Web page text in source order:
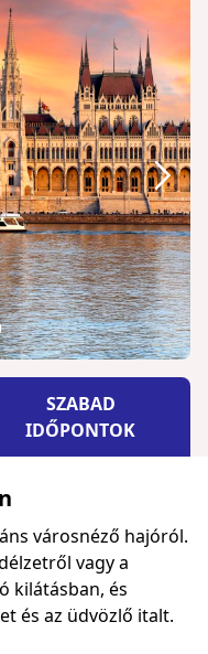
SZABAD
IDŐPONTOK
városnéző hajóról.
vagy a
kilátásban, és
és az üdvözlő italt.